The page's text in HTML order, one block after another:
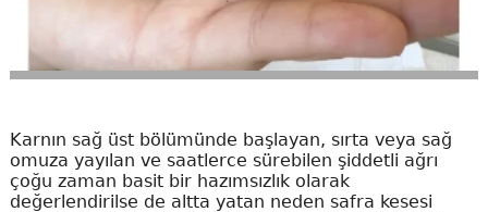
Karnın sağ üst bölümünde başlayan, sırta veya sağ
omuza yayılan ve saatlerce sürebilen şiddetli ağrı
çoğu zaman basit bir hazımsızlık olarak
değerlendirilse de altta yatan neden safra kesesi